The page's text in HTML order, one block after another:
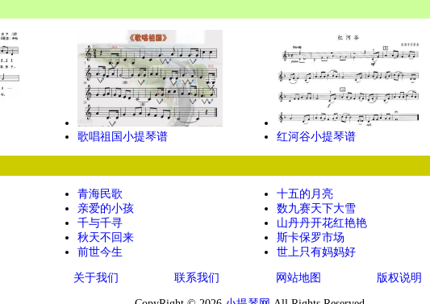
歌唱祖国小提琴谱 红河谷小提琴谱
青海民歌
亲爱的小孩
千与千寻
秋天不回来
前世今生
十五的月亮
数九赛天下大雪
山丹丹开花红艳艳
斯卡保罗市场
世上只有妈妈好
关于我们 联系我们 网站地图 版权说明